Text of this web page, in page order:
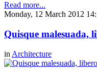
Read more...
Monday, 12 March 2012
Quisque malesuada,
in Architecture